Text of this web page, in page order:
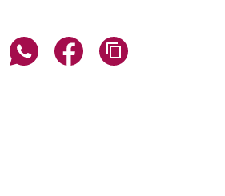
Share page via email
Share page via WhatsApp
Share page via